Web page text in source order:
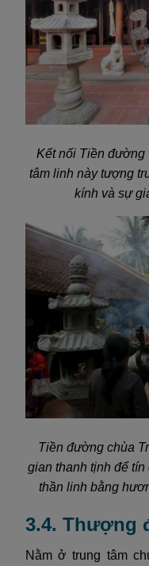
Kết nối Tiền
tâm linh này tượng
kính và sự
Tiền đường chùa
gian thanh tịnh để
thần linh bằng
3.4. Thượng
Nằm ở trung tâm